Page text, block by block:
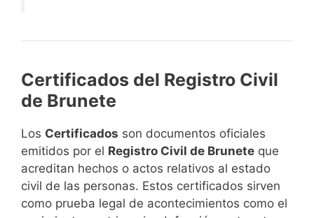
Certificados del Registro Civil
de Brunete
Los Certificados son documentos oficiales
emitidos por el Registro Civil de Brunete que
acreditan hechos o actos relativos al estado
civil de las personas. Estos certificados sirven
como prueba legal de acontecimientos como el